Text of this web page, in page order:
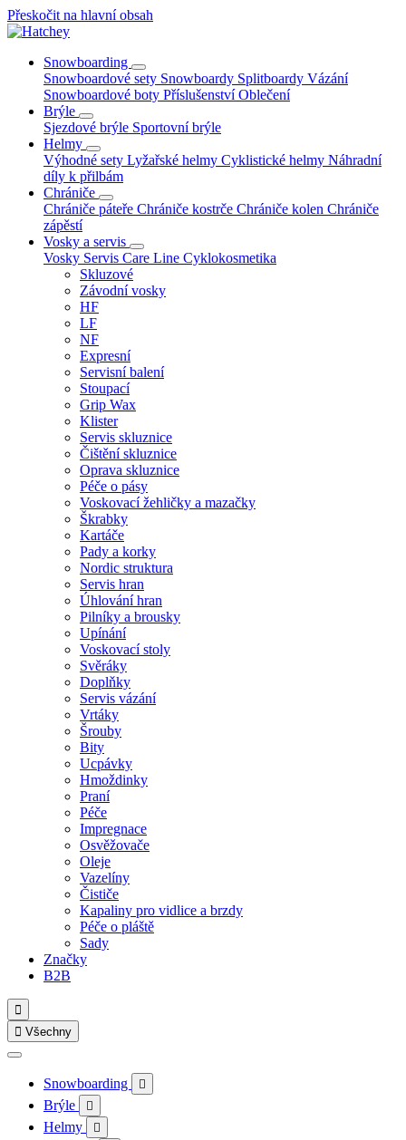
Přeskočit na hlavní obsah
Snowboarding
Snowboardové sety Snowboardy Splitboardy Vázání
Snowboardové boty PříslušenstvíOblečení
Brýle
Sjezdové brýle Sportovní brýle
Helmy
Výhodné sety Lyžařské helmy Cyklistické helmy Náhradní
díly k přilbám
Chrániče
Chrániče páteře Chrániče kostrče Chrániče kolen Chrániče
zápěstí
Vosky a servis
Vosky Servis Care Line Cyklokosmetika
Skluzové
Závodní vosky
HF
LF
NF
Expresní
Servisní balení
Stoupací
Grip Wax
Klister
Servis skluznice
Čištění skluznice
Oprava skluznice
Péče o pásy
Voskovací žehličky a mazačky
Škrabky
Kartáče
Pady a korky
Nordic struktura
Servis hran
Úhlování hran
Pilníky a brousky
Upínání
Voskovací stoly
Svěráky
Doplňky
Servis vázání
Vrtáky
Šrouby
Bity
Ucpávky
Hmoždinky
Praní
Péče
Impregnace
Osvěžovače
Oleje
Vazelíny
Čističe
Kapaliny pro vidlice a brzdy
Péče o pláště
Sady
Značky
B2B

 Všechny
Snowboarding 
Brýle 
Helmy 